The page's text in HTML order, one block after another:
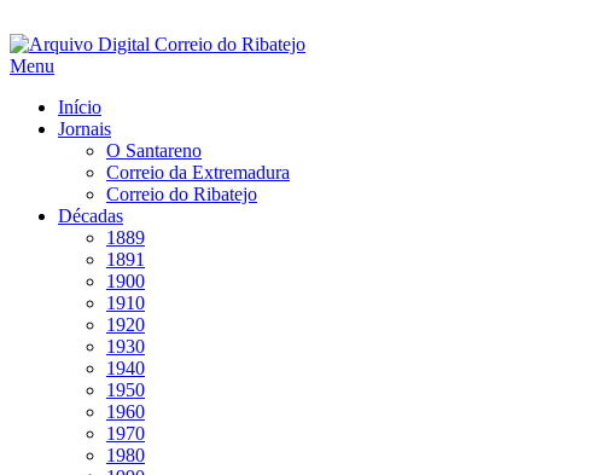
Saltar
para
Menu
Início
Jornais
O Santareno
Correio da Extremadura
Correio do Ribatejo
Décadas
1889
1891
1900
1910
1920
1930
1940
1950
1960
1970
1980